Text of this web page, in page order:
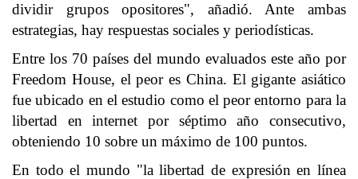
dividir grupos opositores", añadió. Ante ambas
estrategias, hay respuestas sociales y periodísticas.
Entre los 70 países del mundo evaluados este año por
Freedom House, el peor es China. El gigante asiático
fue ubicado en el estudio como el peor entorno para la
libertad en internet por séptimo año consecutivo,
obteniendo 10 sobre un máximo de 100 puntos.
En todo el mundo "la libertad de expresión en línea